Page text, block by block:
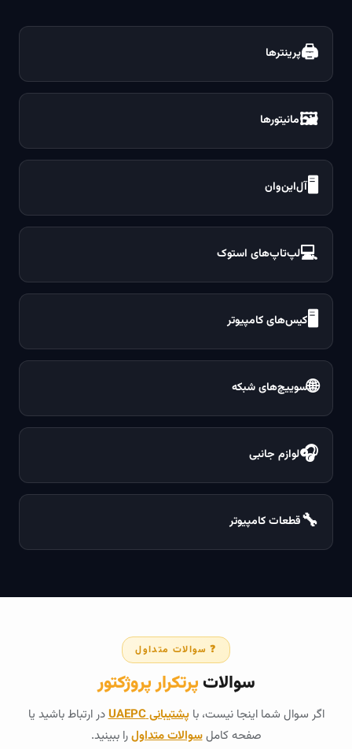
🖨️پرینترها
🖼️مانیتورها
🖥آل‌این‌وان
💻لپ‌تاپ‌های استوک
🖥️کیس‌های کامپیوتر
🌐سوییچ‌های شبکه
🎧لوازم جانبی
🔧قطعات کامپیوتر
❓ سوالات متداول
سوالاتپرتکرار پروژکتور
اگر سوال شما اینجا نیست، باپشتیبانی UAEPC
در ارتباط باشید یا
صفحه کاملسوالات متداولرا ببینید.